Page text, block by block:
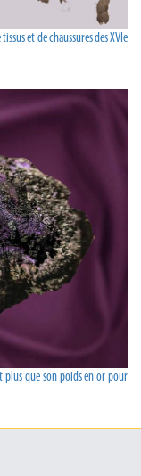
et de chaussures des XVIe
que son poids en or pour